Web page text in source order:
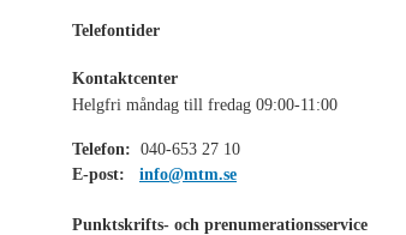
Telefontider
Kontaktcenter
Helgfri måndag till fredag 09:00-11:00
Telefon: 040-653 27 10
E-post:
info@mtm.se
Punktskrifts- och prenumerationsservice